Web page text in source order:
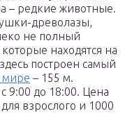
– редкие животные.
древолазы,
не полный
находятся на
построен самый
мире – 155 м.
9:00 до 18:00. Цена
взрослого и 1000